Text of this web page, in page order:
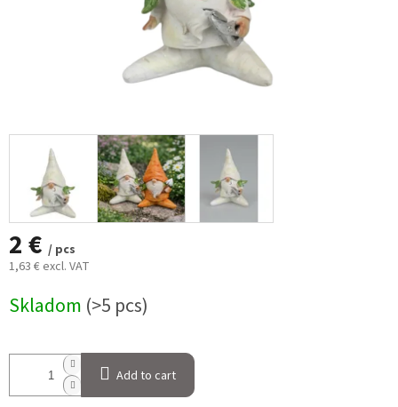
2 € / pcs
1,63 € excl. VAT
price:
Skladom (>5 pcs)
Add to cart